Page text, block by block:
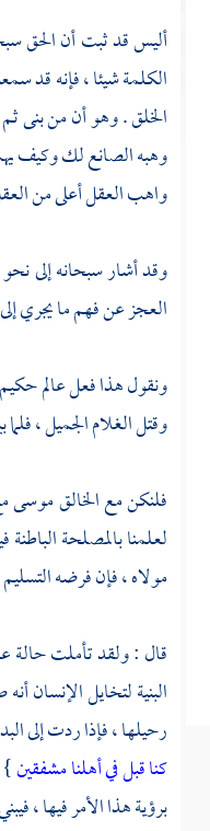
أليس قد ثبت أن الحق
الكلمة شيئا ، فإنه قد
الخلق . وهو أن من بنى
وهبه الصانع لك وكيف
واهب العقل أعلى من
وقد أشار سبحانه إلى
العجز عن فهم ما يجري إلى
ونقول هذا فعل عالم
وقتل الغلام الجميل ، فلما
فلنكن مع الخالقموسى
لعلمنا بالمصلحة
مولاه ، فإن فرضه
قال : ولقد تأملت حالة
البنية لتخايل
رحيلها ، فإذا ردت إلى
كنا قبل في أهلنا مشفقين}
برؤية هذا الأمر فيها ،